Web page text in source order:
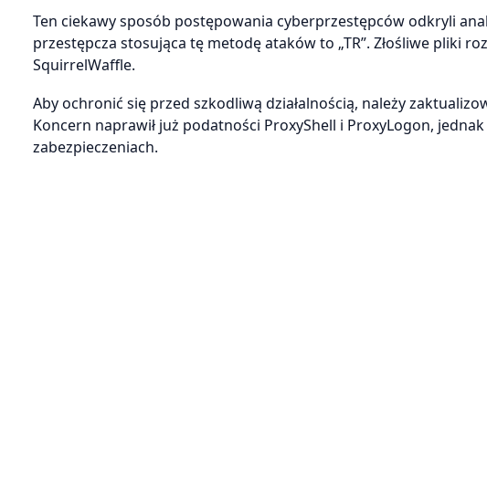
Ten ciekawy sposób postępowania cyberprzestępców odkryli
przestępcza stosująca tę metodę ataków to „TR”. Złośliwe pliki
SquirrelWaffle.
Aby ochronić się przed szkodliwą działalnością, należy
Koncern naprawił już podatności ProxyShell i ProxyLogon,
zabezpieczeniach.